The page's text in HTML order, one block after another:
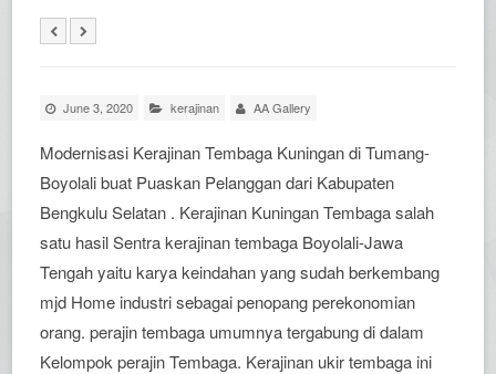
June 3, 2020 kerajinan AA Gallery
Modernisasi Kerajinan Tembaga Kuningan di Tumang-
Boyolali buat Puaskan Pelanggan dari Kabupaten
Bengkulu Selatan . Kerajinan Kuningan Tembaga salah
satu hasil Sentra kerajinan tembaga Boyolali-Jawa
Tengah yaitu karya keindahan yang sudah berkembang
mjd Home industri sebagai penopang perekonomian
orang. perajin tembaga umumnya tergabung di dalam
Kelompok perajin Tembaga. Kerajinan ukir tembaga ini